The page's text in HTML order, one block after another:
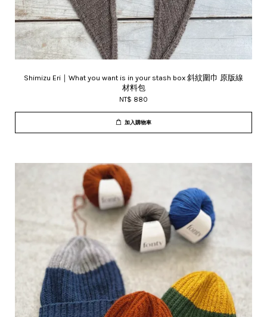
Shimizu Eri｜What you want is in your stash box 斜紋圍巾 原版線
材料包
NT$ 880
加入購物車